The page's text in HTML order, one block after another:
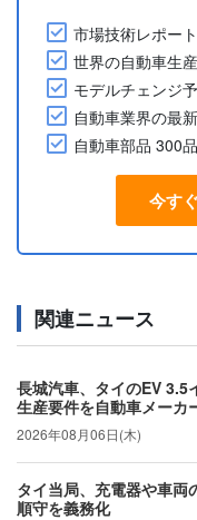
市場技術レポート
世界の自動車生
モデルチェンジ
自動車業界の最
自動車部品 300
今す
関連ニュース
長城汽車、タイのEV 3.5
生産要件を自動車メーカ
2026年08月06日(木)
タイ当局、充電器や車両
順守を義務化